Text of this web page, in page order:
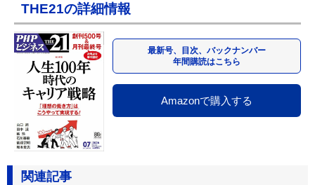
THE21の詳細情報
最新号、目次、バックナンバー
年間購読はこちら
Amazonで購入する
関連記事